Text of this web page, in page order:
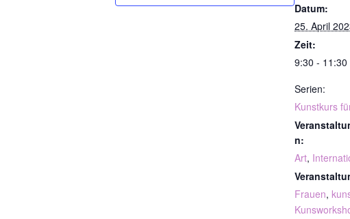
Datum:
25. April
Zeit:
9:30 - 11:30
Serien:
Kunstkurs
n:
Art,
Frauen,